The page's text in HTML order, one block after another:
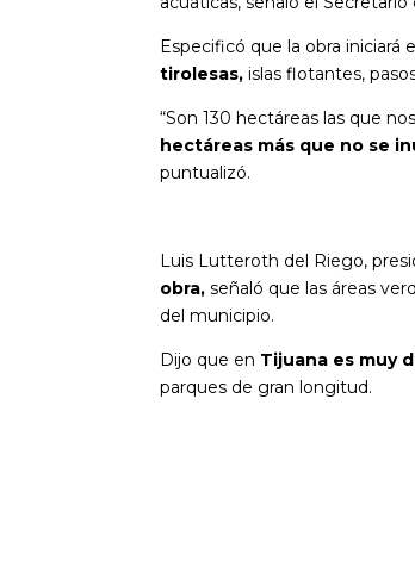
Especificó que la obra iniciará
tirolesas,islas flotantes,
“Son 130 hectáreas las que
hectáreas más que no se
puntualizó.
Luis Lutteroth del Riego,
obra,señaló que las áreas
del municipio.
Dijo que en Tijuana es muy
parques de gran longitud.